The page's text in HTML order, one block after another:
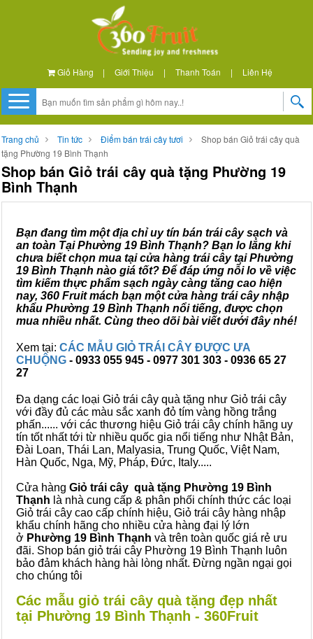
Giỏ Hàng | Giới Thiệu | Thanh Toán | Liên Hệ
Trang chủ Tin tức Điểm bán trái cây tươi
Shop bán Giỏ trái cây quà
tặng Phường 19 Bình Thạnh
Shop bán Giỏ trái cây quà tặng Phường 19
Bình Thạnh
Bạn đang tìm một địa chỉ uy tín bán trái cây sạch và
an toàn Tại Phường 19 Bình Thạnh? Bạn lo lắng khi
chưa biết chọn mua tại cửa hàng trái cây tại Phường
19 Bình Thạnh nào giá tốt? Để đáp ứng nỗi lo về việc
tìm kiếm thực phẩm sạch ngày càng tăng cao hiện
nay, 360 Fruit mách bạn một cửa hàng trái cây nhập
khẩu Phường 19 Bình Thạnh nổi tiếng, được chọn
mua nhiều nhất. Cùng theo dõi bài viết dưới đây nhé!
Xem tại: CÁC MẪU GIỎ TRÁI CÂY ĐƯỢC ƯA
CHUỘNG - 0933 055 945 - 0977 301 303 - 0936 65 27
27
Đa dạng các loại Giỏ trái cây quà tặng như Giỏ trái cây
với đầy đủ các màu sắc xanh đỏ tím vàng hồng trắng
phấn...... với các thương hiệu Giỏ trái cây chính hãng uy
tín tốt nhất tới từ nhiều quốc gia nổi tiếng như Nhật Bản,
Đài Loan, Thái Lan, Malyasia, Trung Quốc, Việt Nam,
Hàn Quốc, Nga, Mỹ, Pháp, Đức, Italy.....
Cửa hàng Giỏ trái cây quà tặng Phường 19 Bình
Thạnh là nhà cung cấp & phân phối chính thức các loại
Giỏ trái cây cao cấp chính hiệu, Giỏ trái cây hàng nhập
khẩu chính hãng cho nhiều cửa hàng đại lý lớn
ở Phường 19 Bình Thạnh và trên toàn quốc giá rẻ ưu
đãi. Shop bán giỏ trái cây Phường 19 Bình Thạnh luôn
bảo đảm khách hàng hài lòng nhất. Đừng ngần ngại gọi
cho chúng tôi
Các mẫu giỏ trái cây quà tặng đẹp nhất
tại Phường 19 Bình Thạnh - 360Fruit